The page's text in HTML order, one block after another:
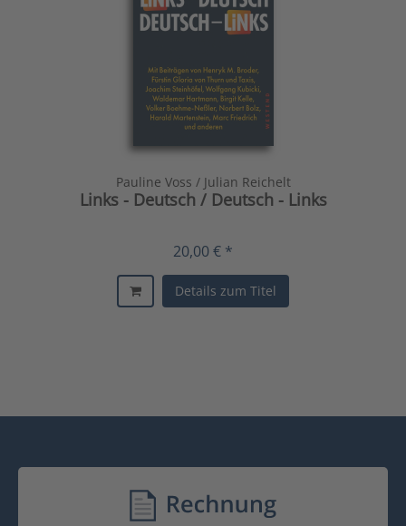
Pauline Voss / Julian Reichelt
Links - Deutsch / Deutsch - Links
20,00 € *
Details zum Titel